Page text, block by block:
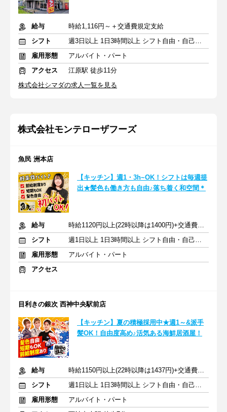
給与
時給1,116円～＋交通費規定支給
シフト
週3日以上 1日3時間以上 シフト自由・自己申告
雇用形態
アルバイト・パート
アクセス
江原駅 徒歩11分
株式会社シマダの求人一覧を見る
株式会社モンテローザフーズ
魚民 洲本店
【キッチン】週1・3h~OK！シフトは毎週提
出★髪色も働き方も自由♪落ち着く和空間＊
給与
時給1120円以上(22時以降は1400円)+交通費規定内支給
シフト
週1日以上 1日3時間以上 シフト自由・自己申告
雇用形態
アルバイト・パート
アクセス
目利きの銀次 西神中央駅前店
【キッチン】夏の積極採用中★週1～&派手
髪OK！自由度高め♪活気ある海鮮居酒屋！
給与
時給1150円以上(22時以降は1437円)+交通費規定内支給
シフト
週1日以上 1日3時間以上 シフト自由・自己申告
雇用形態
アルバイト・パート